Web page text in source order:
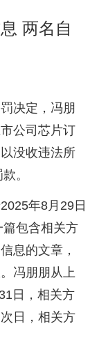
两名自
决定，冯朋
公司芯片订
没收违法所
。
年8月29日
包含相关方
息的文章，
冯朋朋从上
日，相关方
日，相关方